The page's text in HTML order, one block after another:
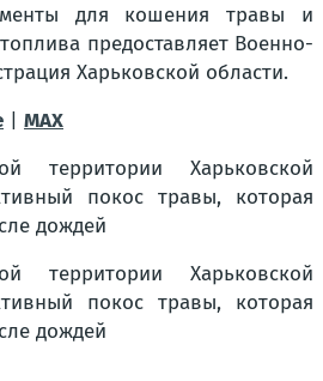
для кошения травы и
предоставляет Военно-
Харьковской области.
| MAX